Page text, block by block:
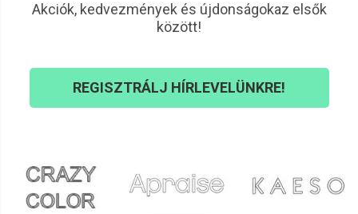
Akciók, kedvezmények és újdonságokaz elsők
között!
REGISZTRÁLJ HÍRLEVELÜNKRE!